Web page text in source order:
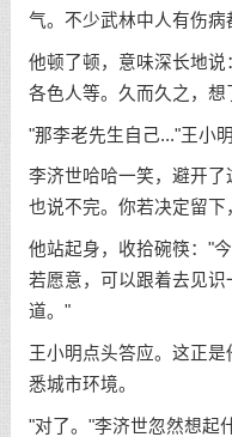
气。不少武林中人有伤
他顿了顿，意味深长地说
各色人等。久而久之，
"那李老先生自己..."王小
李济世哈哈一笑，避开
也说不完。你若决定留
他站起身，收拾碗筷："
若愿意，可以跟着去见
道。"
王小明点头答应。这正
悉城市环境。
"对了。"李济世忽然想起